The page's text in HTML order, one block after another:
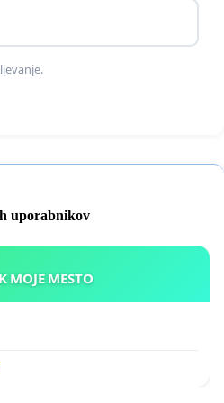
mora pomeniti vsako
datumu.
uporabnikov
KAMNIK MOJE MESTO